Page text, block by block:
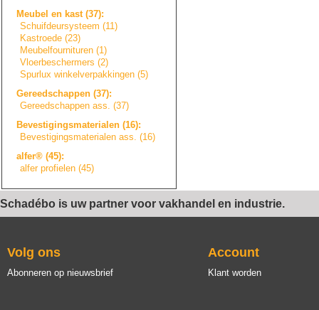
Meubel en kast (37):
Schuifdeursysteem (11)
Kastroede (23)
Meubelfournituren (1)
Vloerbeschermers (2)
Spurlux winkelverpakkingen (5)
Gereedschappen (37):
Gereedschappen ass. (37)
Bevestigingsmaterial en (16):
Bevestigingsmaterialen ass. (16)
alfer® (45):
alfer profielen (45)
Schadébo is uw partner voor vakhandel en industrie.
Volg ons
Abonneren op nieuwsbrief
Account
Klant worden